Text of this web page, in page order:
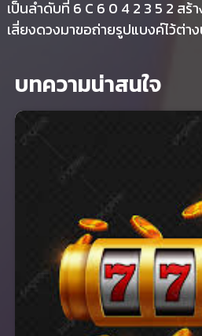
เป็นลำดับที่ 6 C 6 0 4 2 3 5 2 สร้
เสี่ยงดวงมาขอถ่ายรูปแบงค์ไว้ต่า
บทความน่าสนใจ